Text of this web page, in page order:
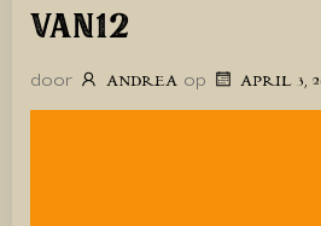
VAN12
door ANDREA op APRIL 3,